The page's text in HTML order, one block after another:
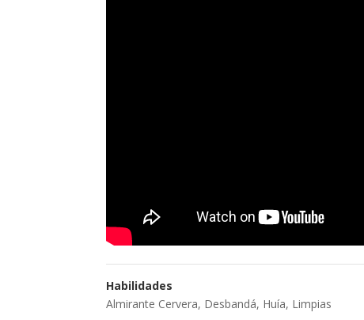
Habilidades
Almirante Cervera, Desbandá, Huía, Limpias